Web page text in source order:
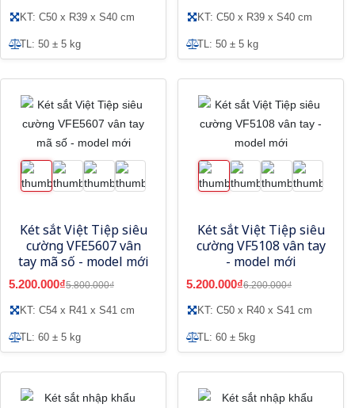
KT: C50 x R39 x S40 cm
TL: 50 ± 5 kg
KT: C50 x R39 x S40 cm
TL: 50 ± 5 kg
Két sắt Việt Tiệp siêu
cường VFE5607 vân
tay mã số - model mới
5.200.000₫5.800.000₫
KT: C54 x R41 x S41 cm
TL: 60 ± 5 kg
Két sắt Việt Tiệp siêu
cường VF5108 vân tay
- model mới
5.200.000₫6.200.000₫
KT: C50 x R40 x S41 cm
TL: 60 ± 5kg